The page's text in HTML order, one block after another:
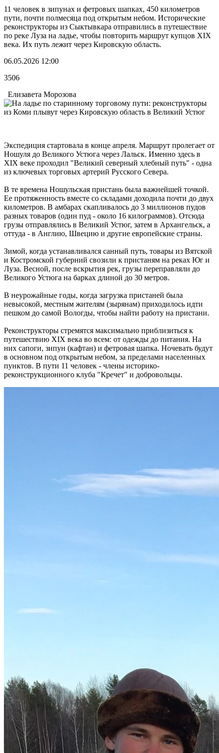
11 человек в зипунах и фетровых шапках, 450 километров
пути, почти полмесяца под открытым небом. Исторические
реконструкторы из Сыктывкара отправились в путешествие
по реке Луза на ладье, чтобы повторить маршрут купцов XIX
века. Их путь лежит через Кировскую область.
06.05.2026 12:00
3506
Елизавета Морозова
Экспедиция стартовала в конце апреля. Маршрут пролегает от
Ношуля до Великого Устюга через Лальск. Именно здесь в
XIX веке проходил "Великий северный хлебный путь" - одна
из ключевых торговых артерий Русского Севера.
В те времена Ношульская пристань была важнейшей точкой.
Ее протяженность вместе со складами доходила почти до двух
километров. В амбарах скапливалось до 3 миллионов пудов
разных товаров (один пуд - около 16 килограммов). Отсюда
грузы отправлялись в Великий Устюг, затем в Архангельск, а
оттуда - в Англию, Швецию и другие европейские страны.
Зимой, когда устанавливался санный путь, товары из Вятской
и Костромской губерний свозили к пристаням на реках Юг и
Луза. Весной, после вскрытия рек, грузы переправляли до
Великого Устюга на барках длиной до 30 метров.
В неурожайные годы, когда загрузка пристаней была
невысокой, местным жителям (зырянам) приходилось идти
пешком до самой Вологды, чтобы найти работу на пристани.
Реконструкторы стремятся максимально приблизиться к
путешествию XIX века во всем: от одежды до питания. На
них сапоги, зипун (кафтан) и фетровая шапка. Ночевать будут
в основном под открытым небом, за пределами населенных
пунктов. В пути 11 человек - члены историко-
реконструкционного клуба "Кречет" и добровольцы.